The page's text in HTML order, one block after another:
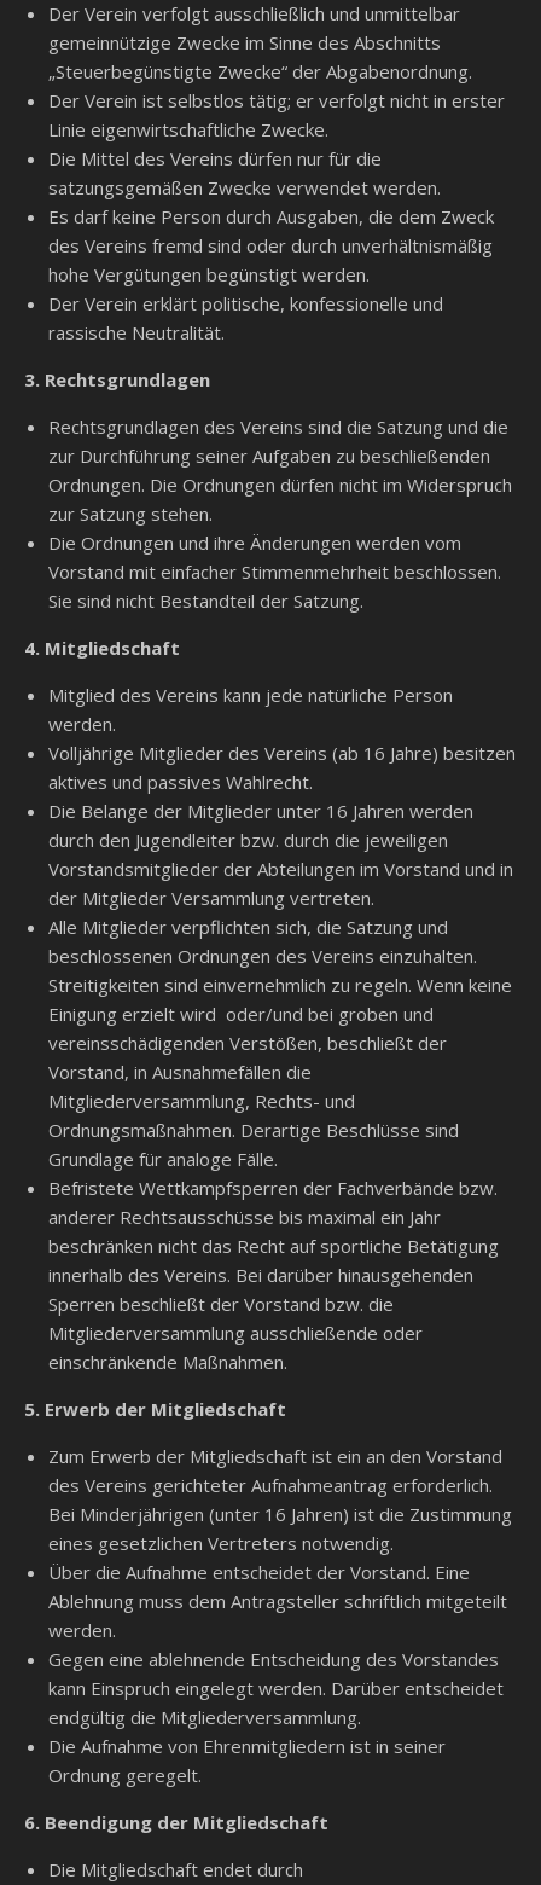
Der Verein verfolgt ausschließlich und unmittelbar
gemeinnützige Zwecke im Sinne des Abschnitts
„Steuerbegünstigte Zwecke“ der Abgabenordnung.
Der Verein ist selbstlos tätig; er verfolgt nicht in erster
Linie eigenwirtschaftliche Zwecke.
Die Mittel des Vereins dürfen nur für die
satzungsgemäßen Zwecke verwendet werden.
Es darf keine Person durch Ausgaben, die dem Zweck
des Vereins fremd sind oder durch unverhältnismäßig
hohe Vergütungen begünstigt werden.
Der Verein erklärt politische, konfessionelle und
rassische Neutralität.
3. Rechtsgrundlagen
Rechtsgrundlagen des Vereins sind die Satzung und die
zur Durchführung seiner Aufgaben zu beschließenden
Ordnungen. Die Ordnungen dürfen nicht im Widerspruch
zur Satzung stehen.
Die Ordnungen und ihre Änderungen werden vom
Vorstand mit einfacher Stimmenmehrheit beschlossen.
Sie sind nicht Bestandteil der Satzung.
4. Mitgliedschaft
Mitglied des Vereins kann jede natürliche Person
werden.
Volljährige Mitglieder des Vereins (ab 16 Jahre) besitzen
aktives und passives Wahlrecht.
Die Belange der Mitglieder unter 16 Jahren werden
durch den Jugendleiter bzw. durch die jeweiligen
Vorstandsmitglieder der Abteilungen im Vorstand und in
der Mitglieder Versammlung vertreten.
Alle Mitglieder verpflichten sich, die Satzung und
beschlossenen Ordnungen des Vereins einzuhalten.
Streitigkeiten sind einvernehmlich zu regeln. Wenn keine
Einigung erzielt wird oder/und bei groben und
vereinsschädigenden Verstößen, beschließt der
Vorstand, in Ausnahmefällen die
Mitgliederversammlung, Rechts- und
Ordnungsmaßnahmen. Derartige Beschlüsse sind
Grundlage für analoge Fälle.
Befristete Wettkampfsperren der Fachverbände bzw.
anderer Rechtsausschüsse bis maximal ein Jahr
beschränken nicht das Recht auf sportliche Betätigung
innerhalb des Vereins. Bei darüber hinausgehenden
Sperren beschließt der Vorstand bzw. die
Mitgliederversammlung ausschließende oder
einschränkende Maßnahmen.
5. Erwerb der Mitgliedschaft
Zum Erwerb der Mitgliedschaft ist ein an den Vorstand
des Vereins gerichteter Aufnahmeantrag erforderlich.
Bei Minderjährigen (unter 16 Jahren) ist die Zustimmung
eines gesetzlichen Vertreters notwendig.
Über die Aufnahme entscheidet der Vorstand. Eine
Ablehnung muss dem Antragsteller schriftlich mitgeteilt
werden.
Gegen eine ablehnende Entscheidung des Vorstandes
kann Einspruch eingelegt werden. Darüber entscheidet
endgültig die Mitgliederversammlung.
Die Aufnahme von Ehrenmitgliedern ist in seiner
Ordnung geregelt.
6. Beendigung der Mitgliedschaft
Die Mitgliedschaft endet durch